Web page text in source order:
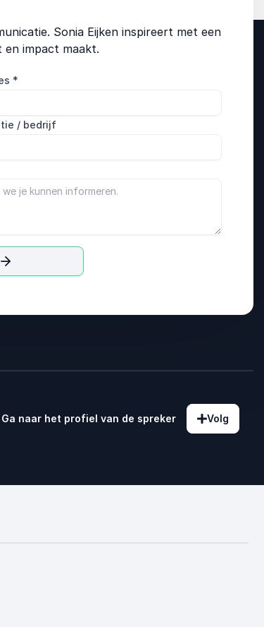
Sonia Eijken inspireert met een
en impact maakt.
*
/ bedrijf
Ga naar het profiel van de spreker Volg